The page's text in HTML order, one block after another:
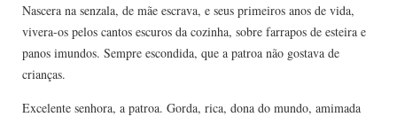
Nascera na senzala, de mãe escrava, e seus primeiros anos de vida,
vivera-os pelos cantos escuros da cozinha, sobre farrapos de esteira e
panos imundos. Sempre escondida, que a patroa não gostava de
crianças.
Excelente senhora, a patroa. Gorda, rica, dona do mundo, amimada